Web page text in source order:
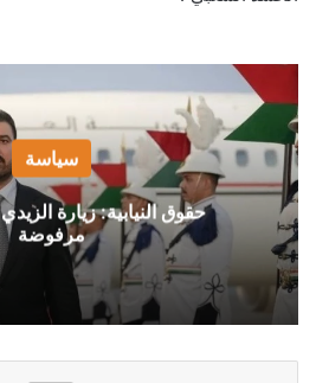
سياسة
حقوق النيابية: زيارة
مرفوضة